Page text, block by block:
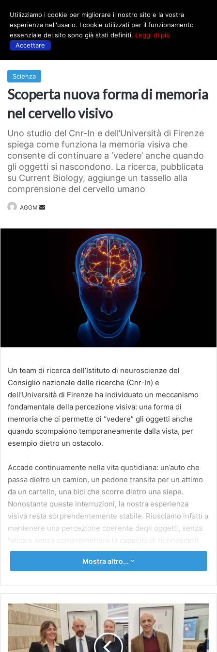
Scienza
Scoperta nuova forma di memoria
nel cervello visivo
Uno studio del Cnr-In e dell’Università di Firenze
spiega come funziona la memoria visiva che
consente di continuare a ‘vedere’ anche quando
gli oggetti si nascondono. La ricerca, pubblicata
su Current Biology, aggiunge un tassello alla
comprensione del cervello umano
AGGM
Invia
Un team di ricerca dell’Istituto di neuroscienze del
Consiglio nazionale delle ricerche (Cnr-In) e
dell’Università di Firenze ha individuato un meccanismo
fondamentale della percezione visiva: una forma di
memoria che ci permette di “vedere” gli oggetti anche
quando scompaiono temporaneamente dalla vista, per
esempio dietro un ostacolo.
Accade continuamente nella vita quotidiana: un’auto che
passa dietro un camion, un pedone transita per un attimo
da un cartello, una bici che scorre dietro una siepe.
Nonostante queste interruzioni, la nostra esperienza
visiva resta sorprendentemente stabile. Riusciamo infatti a
mantenere una percezione coerente degli oggetti, senza
fatica e senza compromettere la capacità di riconoscerli.
Fino a oggi, però, non era chiaro quali fossero i
capacità. I ricercatori hanno messo alla prova due ipotesi:
grado di conservare una traccia degli oggetti nascosti,
oppure che il cervello si limitasse a “tollerare” brevi
interruzioni senza dare loro peso.
Mostra altro...
IFO:
L’ARTISTA
MARCELLO
MALOBERTI
DONA
Utilizziamo i cookie per migliorare il nostro sito e la vostra
esperienza nell'usarlo. I cookie utilizzati per il funzionamento
essenziale del sito sono già stati definiti. Leggi di più
Accettare